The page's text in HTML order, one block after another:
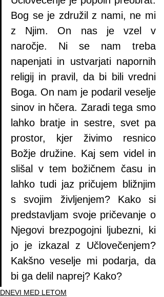
Bog se je združil z nami, ne mi
z Njim. On nas je vzel v
naročje. Ni se nam treba
napenjati in ustvarjati napornih
religij in pravil, da bi bili vredni
Boga. On nam je podaril veselje
sinov in hčera. Zaradi tega smo
lahko bratje in sestre, svet pa
prostor, kjer živimo resnico
Božje družine. Kaj sem videl in
slišal v tem božičnem času in
lahko tudi jaz pričujem bližnjim
s svojim življenjem? Kako si
predstavljam svoje pričevanje o
Njegovi brezpogojni ljubezni, ki
jo je izkazal z Učlovečenjem?
Kakšno veselje mi podarja, da
bi ga delil naprej? Kako?
DNEVI MED LETOM